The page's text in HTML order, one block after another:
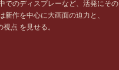
でのディスプレーなど、活発にその
作を中心に大画面の迫力と、
点 を見せる。